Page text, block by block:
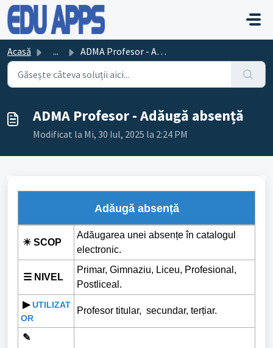
Sari la conținutul principal
Acasă ... ADMA Profesor - Adăugă absență
ADMA Profesor - Adăugă absență
Modificat la Mi, 30 Iul, 2025 la 2:24 PM
Adăugă absență
☀ SCOP
Adăugarea unei absențe în catalogul
electronic.
☰ NIVEL
Primar, Gimnaziu, Liceu, Profesional,
Postliceal.
▶ UTILIZAT
OR
Profesor titular, secundar, terțiar.
✎